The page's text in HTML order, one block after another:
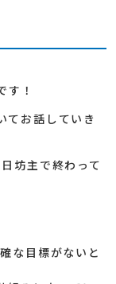
す！
てお話していき
坊主で終わって
な目標がないと